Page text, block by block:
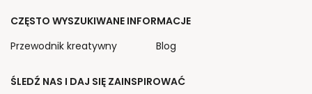
ŚLEDŹ NAS I DAJ SIĘ ZAINSPIROWAĆ
CZĘSTO WYSZUKIWANE INFORMACJE
Przewodnik kreatywny
Blog